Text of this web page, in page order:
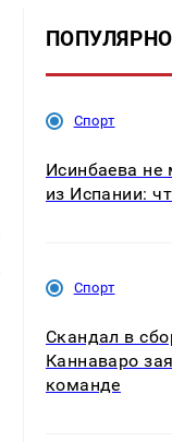
Спорт
Исинбаева не
из Испании:
Спорт
Скандал в
Каннаваро
команде